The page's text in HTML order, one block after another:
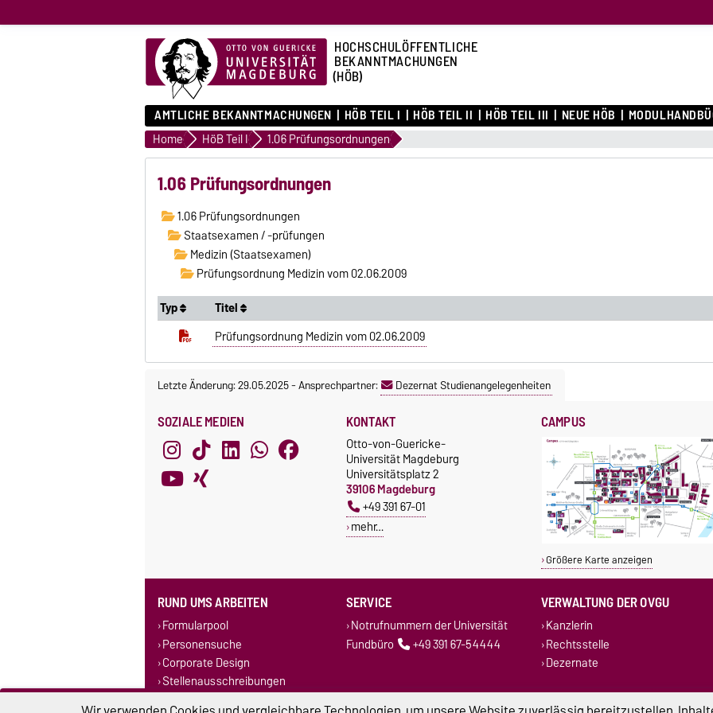
HOCHSCHULÖFFENTLICHE
BEKANNTMACHUNGEN
(HÖB)
AMTLICHE BEKANNTMACHUNGEN HÖB TEIL I HÖB TEIL II HÖB TEIL III NEUE HÖB
Home HöB Teil I 1.06 Prüfungsordnungen
1.06 Prüfungsordnungen
1.06 Prüfungsordnungen
Staatsexamen / -prüfungen
Medizin (Staatsexamen)
Prüfungsordnung Medizin vom 02.06.2009
Typ
Titel
Prüfungsordnung Medizin vom 02.06.2009
Letzte Änderung: 29.05.2025-Ansprechpartner: Dezernat Studienangelegenheiten
SOZIALE MEDIEN KONTAKT
Otto-von-Guericke-
Universität Magdeburg
Universitätsplatz 2
39106 Magdeburg
+49 391 67-01
mehr…
CAMPUS
Größere Karte anzeigen
RUND UMS ARBEITEN
Formularpool
Personensuche
Corporate Design
Stellenausschreibungen
SERVICE
Notrufnummern der Universität
Fundbüro
+49 391 67-54444
VERWALTUNG DER OVGU
Kanzlerin
Rechtsstelle
Dezernate